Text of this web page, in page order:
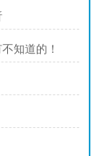
知道的！